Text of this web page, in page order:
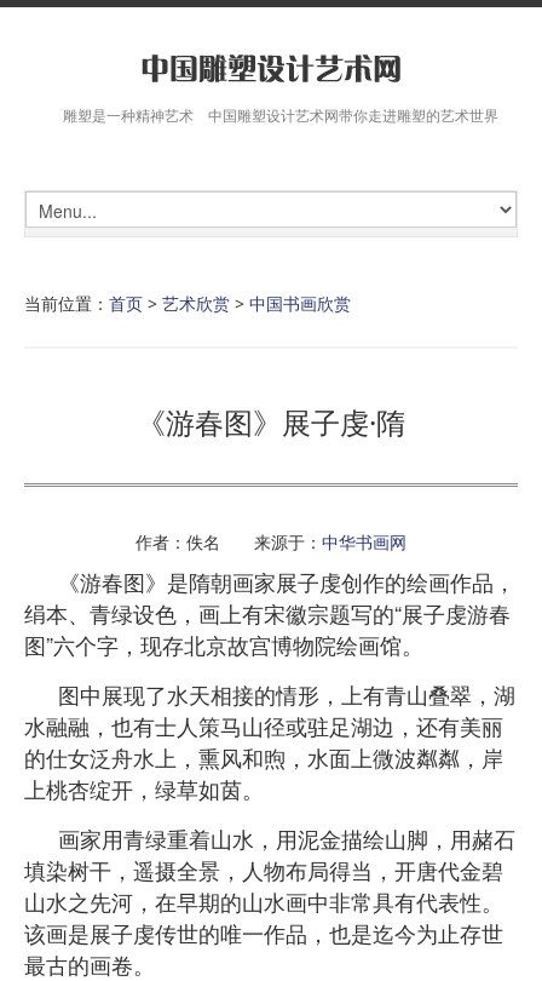
雕塑是一种精神艺术 中国雕塑设计艺术网带你走进雕塑的艺术世界
当前位置： 首页 > 艺术欣赏 > 中国书画欣赏
《游春图》展子虔·隋
作者：佚名 来源于： 中华书画网
《游春图》是隋朝画家展子虔创作的绘画作品，
绢本、青绿设色，画上有宋徽宗题写的“展子虔游春
图”六个字，现存北京故宫博物院绘画馆。
图中展现了水天相接的情形，上有青山叠翠，湖
水融融，也有士人策马山径或驻足湖边，还有美丽
的仕女泛舟水上，熏风和煦，水面上微波粼粼，岸
上桃杏绽开，绿草如茵。
画家用青绿重着山水，用泥金描绘山脚，用赭石
填染树干，遥摄全景，人物布局得当，开唐代金碧
山水之先河，在早期的山水画中非常具有代表性。
该画是展子虔传世的唯一作品，也是迄今为止存世
最古的画卷。